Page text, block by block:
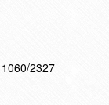
2327